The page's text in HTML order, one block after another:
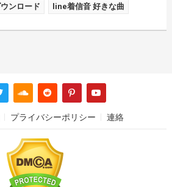
ンロード line着信音 好きな曲
プライバシーポリシー 連絡